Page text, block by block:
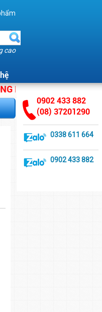
cao
ÁNH HẰNG.
0902 433 882
(08) 37201290
0338 611 664
0902 433 882